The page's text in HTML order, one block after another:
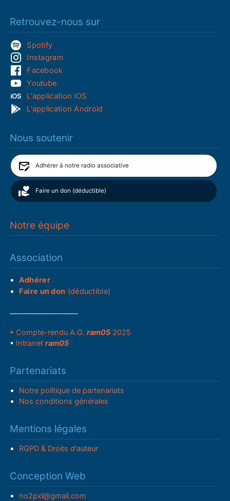
Retrouvez-nous sur
Spotify
Instagram
Facebook
Youtube
L'application iOS
L'application Android
Nous soutenir
Adhérer à notre radio associative
Faire un don (déductible)
Notre équipe
Association
Adhérer
Faire un don (déductible)
• Compte-rendu A.G.ram05 2025
• Intranetram05
Partenariats
Notre politique de partenariats
Nos conditions générales
Mentions légales
RGPD & Droits d'auteur
Conception Web
no2pxl@gmail.com